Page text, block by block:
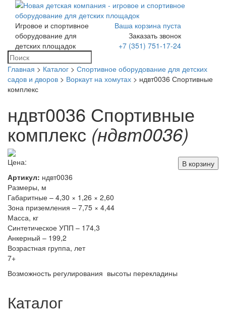
Игровое и спортивное
оборудование для
детских площадок
Ваша корзина пуста
Заказать звонок
+7 (351) 751-17-24
Главная > Каталог > Спортивное оборудование для детских
садов и дворов > Воркаут на хомутах > ндвт0036 Спортивные
комплекс
ндвт0036 Спортивные
комплекс (ндвт0036)
Цена:
В корзину
Артикул: ндвт0036
Размеры, м
Габаритные – 4,30 × 1,26 × 2,60
Зона приземления – 7,75 × 4,44
Масса, кг
Синтетическое УПП – 174,3
Анкерный – 199,2
Возрастная группа, лет
7+
Возможность регулирования высоты перекладины
Каталог